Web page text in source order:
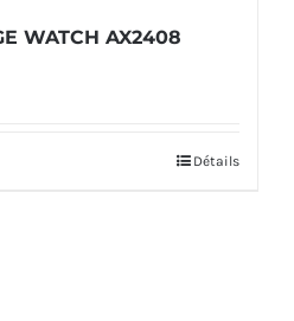
WATCH AX2408
Détails